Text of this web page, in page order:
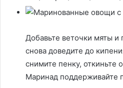
Добавьте веточки мяты
снова доведите до
снимите пенку, откиньте
Маринад поддерживайте